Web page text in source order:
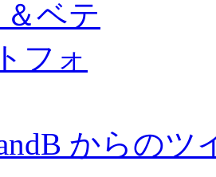
からのツ